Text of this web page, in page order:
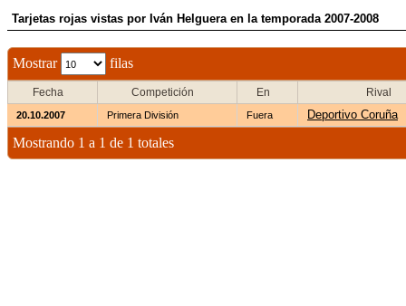
Tarjetas rojas vistas por Iván Helguera en la temporada 2007-2008
Mostrar filas
Fecha Competición En Rival
20.10.2007 Primera División Fuera Deportivo Coruña
Mostrando 1 a 1 de 1 totales